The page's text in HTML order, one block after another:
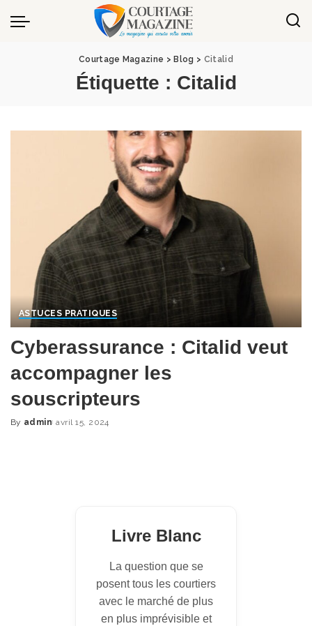
Panneau de gestion des cookies
Courtage Magazine > Blog > Citalid
Étiquette : Citalid
ASTUCES PRATIQUES
Cyberassurance : Citalid veut
accompagner les
souscripteurs
Posted
By admin avril 15, 2024
Livre Blanc
La question que se
posent tous les courtiers
avec le marché de plus
en plus imprévisible et